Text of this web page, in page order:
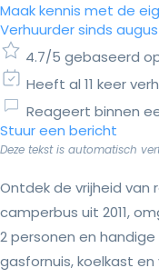
Maak kennis met de
Verhuurder sinds
4.7/5 gebaseerd
Heeft al 11 keer
Reageert binnen
Stuur een bericht
Deze tekst is automatisch
Ontdek de vrijheid van
camperbus uit 2011,
2 personen en
gasfornuis, koelkast